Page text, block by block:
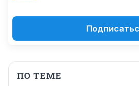
ПО ТЕМЕ